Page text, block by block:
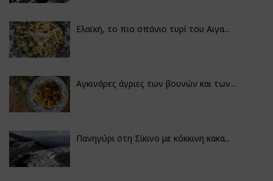
Ελαϊκή, το πιο σπάνιο τυρί του Αιγα...
Αγκινάρες άγριες των βουνών και των...
Πανηγύρι στη Σίκινο με κόκκινη κακα...